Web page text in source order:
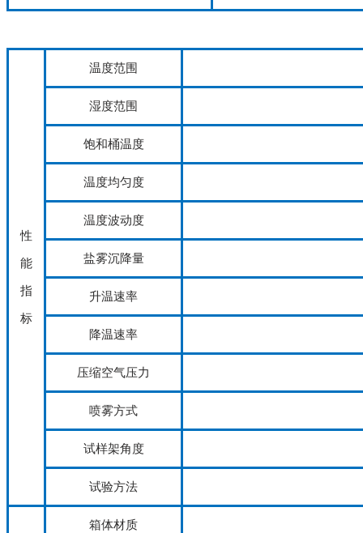
性
能
指
标
温度范围
湿度范围
饱和桶温度
温度均匀度
温度波动度
盐雾沉降量
升温速率
降温速率
压缩空气压力
喷雾方式
试样架角度
试验方法
箱体材质